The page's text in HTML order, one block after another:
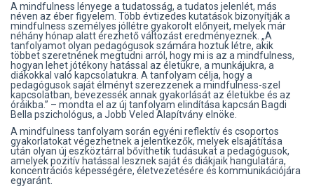
A mindfulness lényege a tudatosság, a tudatos jelenlét, más
néven az éber figyelem. Több évtizedes kutatások bizonyítják a
mindfulness személyes jóllétre gyakorolt előnyeit, melyek már
néhány hónap alatt érezhető változást eredményeznek. „A
tanfolyamot olyan pedagógusok számára hoztuk létre, akik
többet szeretnének megtudni arról, hogy mi is az a mindfulness,
hogyan lehet jótékony hatással az életükre, a munkájukra, a
diákokkal való kapcsolatukra. A tanfolyam célja, hogy a
pedagógusok saját élményt szerezzenek a mindfulness-szel
kapcsolatban, bevezessék annak gyakorlását az életükbe és az
óráikba.” – mondta el az új tanfolyam elindítása kapcsán Bagdi
Bella pszichológus, a Jobb Veled Alapítvány elnöke.
A mindfulness tanfolyam során egyéni reflektív és csoportos
gyakorlatokat végezhetnek a jelentkezők, melyek elsajátítása
után olyan új eszköztárral bővíthetik tudásukat a pedagógusok,
amelyek pozitív hatással lesznek saját és diákjaik hangulatára,
koncentrációs képességére, életvezetésére és kommunikációjára
egyaránt.